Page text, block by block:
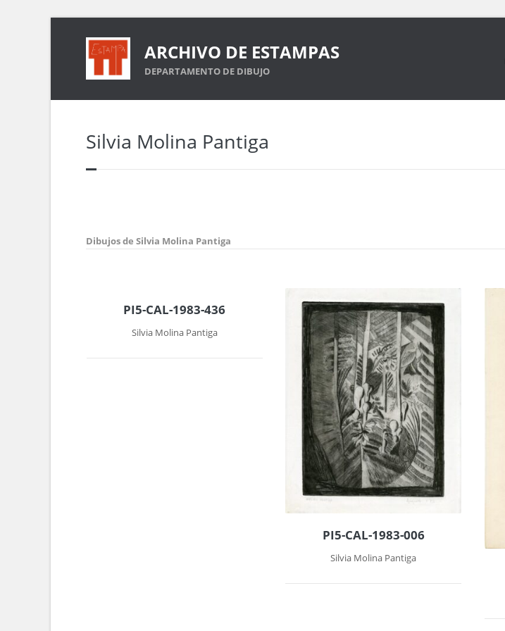
ARCHIVO DE ESTAMPAS
DEPARTAMENTO DE DIBUJO
Silvia Molina Pantiga
Dibujos de Silvia Molina Pantiga
PI5-CAL-1983-436
Silvia Molina Pantiga
PI5-CAL-1983-006
Silvia Molina Pantiga